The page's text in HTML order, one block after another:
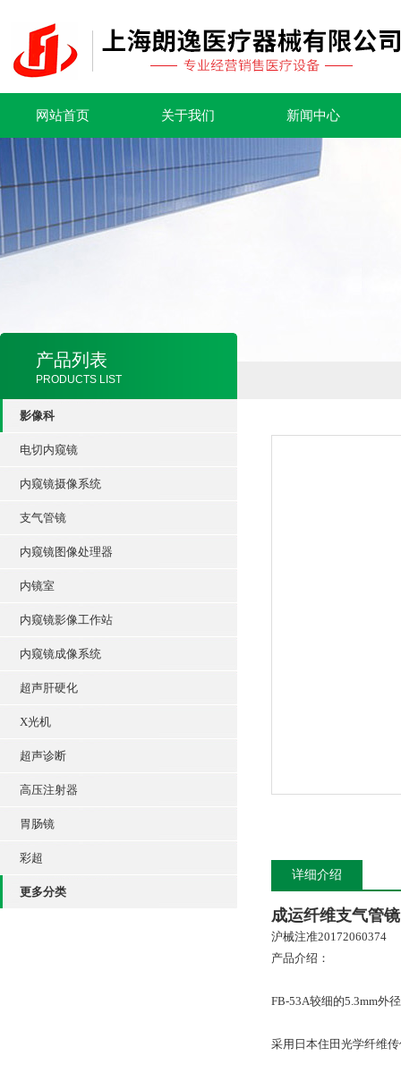
网站首页 关于我们 新闻中心
产品列表
PRODUCTS LIST
影像科
电切内窥镜
内窥镜摄像系统
支气管镜
内窥镜图像处理器
内镜室
内窥镜影像工作站
内窥镜成像系统
超声肝硬化
X光机
超声诊断
高压注射器
胃肠镜
彩超
更多分类
详细介绍
成运纤维支气管镜
沪械注准20172060374
产品介绍：
FB-53A较细的5.3mm外
采用日本住田光学纤维